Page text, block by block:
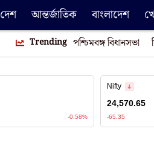
দেশ আন্তর্জাতিক বাংলাদেশ
Trending পশ্চিমবঙ্গ বিধানসভা